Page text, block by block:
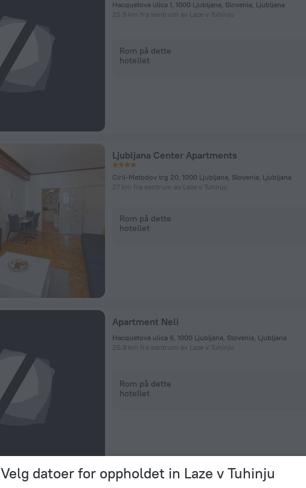
Velg datoer for oppholdet in Laze v Tuhinju
Hacquetova ulica 1, 1000 Ljubljana, Slovenia, Ljubljana
25.9 km fra sentrum av Laze v Tuhinju
Rom på dette
hotellet
Ljubljana Center Apartments
Ciril-Metodov trg 20, 1000 Ljubljana, Slovenia, Ljubljana
27 km fra sentrum av Laze v Tuhinju
Rom på dette
hotellet
Apartment Neli
Hacquetova ulica 6, 1000 Ljubljana, Slovenia, Ljubljana
25.8 km fra sentrum av Laze v Tuhinju
Rom på dette
hotellet